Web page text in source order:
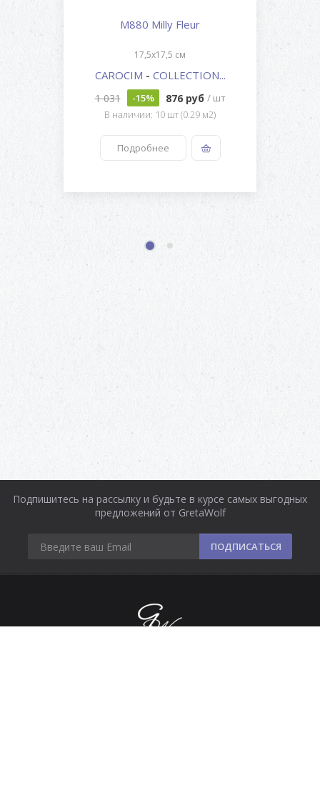
M880 Milly Fleur
17,5x17,5 см
CAROCIM - COLLECTION...
1 031 -15% 876 руб / шт
В наличии: 10 шт (0.29 м2)
Подробнее
1 2
Подпишитесь на рассылку и будьте в курсе самых выгодных
предложений от GretaWolf
ПОДПИСАТЬСЯ